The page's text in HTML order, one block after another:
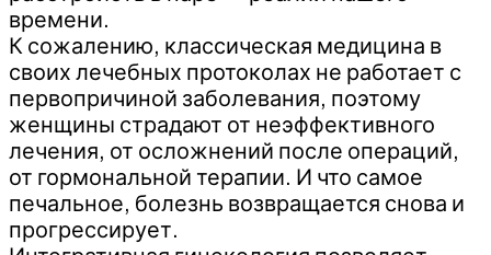
времени.
К сожалению, классическая медицина в
своих лечебных протоколах не работает с
первопричиной заболевания, поэтому
женщины страдают от неэффективного
лечения, от осложнений после операций,
от гормональной терапии. И что самое
печальное, болезнь возвращается снова и
прогрессирует.